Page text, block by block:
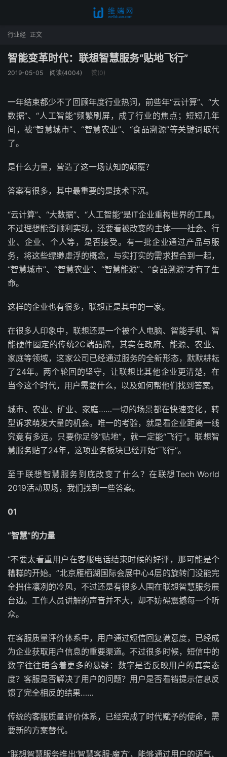
行业经 正文
智能变革时代：联想智慧服务“贴地飞行”
2019-05-05 阅读(4004) 赞(0)
一年结束都少不了回顾年度行业热词，前些年“云计算”、“大
数据”、“人工智能”频繁刷屏，成了行业的焦点；短短几年
间，被“智慧城市”、“智慧农业”、“食品溯源”等关键词取代
了。
是什么力量，营造了这一场认知的颠覆？
答案有很多，其中最重要的是技术下沉。
“云计算”、“大数据”、“人工智能”是IT企业重构世界的工具。
不过理想能否顺利实现，还要看被改变的主体——社会、行
业、企业、个人等，是否接受。有一批企业通过产品与服
务，将这些缥缈虚浮的概念，与实打实的需求捏合到一起，
“智慧城市”、“智慧农业”、“智慧能源”、“食品溯源”才有了生
命。
这样的企业也有很多，联想正是其中的一家。
在很多人印象中，联想还是一个被个人电脑、智能手机、智
能硬件圈定的传统2C端品牌，其实在政府、能源、农业、
家庭等领域，这家公司已经通过服务的全新形态，默默耕耘
了24年。两个轮回的坚守，让联想比其他企业更清楚，在
当今这个时代，用户需要什么，以及如何帮他们找到答案。
城市、农业、矿业、家庭……一切的场景都在快速变化，转
型诉求萌发大量的机会。唯一的考验，就是看企业距离一线
究竟有多远。只要你足够“贴地”，就一定能“飞行”。联想智
慧服务贴了24年，这项业务板块已经开始“飞行”。
至于联想智慧服务到底改变了什么？在联想Tech World
2019活动现场，我们找到一些答案。
01
“智慧”的力量
“不要太看重用户在客服电话结束时候的好评，那可能是个
糟糕的开始。”北京雁栖湖国际会展中心4层的旋转门没能完
全挡住凛冽的冷风，不过还是有很多人围在联想智慧服务展
台边。工作人员讲解的声音并不大，却不妨碍震撼每一个听
众。
在客服质量评价体系中，用户通过短信回复满意度，已经成
为企业获取用户信息的重要渠道。不过很多时候，短信中的
数字往往暗含着更多的悬疑：数字是否反映用户的真实态
度？客服是否解决了用户的问题？用户是否看错提示信息反
馈了完全相反的结果……
传统的客服质量评价体系，已经完成了时代赋予的使命，需
要新的方案替代。
“联想智慧服务推出‘智慧客服·魔方’，能够通过用户的语气、